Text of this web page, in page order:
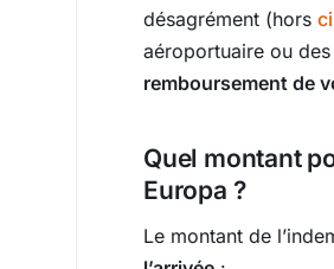
désagrément (hors
aéroportuaire ou
remboursement de
Quel montant
Europa ?
Le montant de